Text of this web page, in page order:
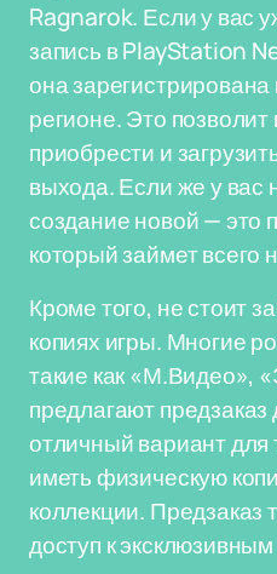
Ragnarok. Если у вас
запись в PlayStation
она
регионе. Это
приобрести и
выхода. Если же у вас
создание новой — это
который займет всего
Кроме того, не стоит
копиях игры. Многие
такие как «М.Видео»,
предлагают предзаказ
отличный вариант для
иметь физическую
коллекции. Предзаказ
доступ к